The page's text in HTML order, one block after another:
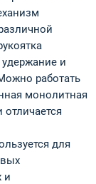
и
работать
монолитная
для
и